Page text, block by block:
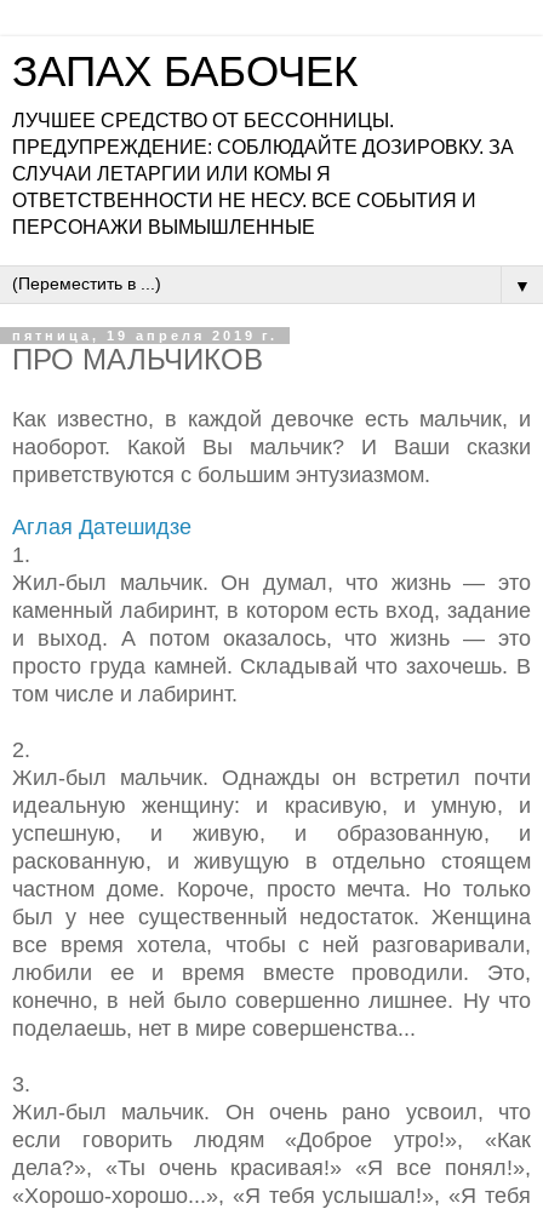
ЗАПАХ БАБОЧЕК
ЛУЧШЕЕ СРЕДСТВО ОТ БЕССОННИЦЫ.
ПРЕДУПРЕЖДЕНИЕ: СОБЛЮДАЙТЕ ДОЗИРОВКУ. ЗА
СЛУЧАИ ЛЕТАРГИИ ИЛИ КОМЫ Я
ОТВЕТСТВЕННОСТИ НЕ НЕСУ. ВСЕ СОБЫТИЯ И
ПЕРСОНАЖИ ВЫМЫШЛЕННЫЕ
▼
пятница, 19 апреля 2019 г.
ПРО МАЛЬЧИКОВ
Как известно, в каждой девочке есть мальчик, и
наоборот. Какой Вы мальчик? И Ваши сказки
приветствуются с большим энтузиазмом.
Аглая Датешидзе
1.
Жил-был мальчик. Он думал, что жизнь — это
каменный лабиринт, в котором есть вход, задание
и выход. А потом оказалось, что жизнь — это
просто груда камней. Складывай что захочешь. В
том числе и лабиринт.
2.
Жил-был мальчик. Однажды он встретил почти
идеальную женщину: и красивую, и умную, и
успешную, и живую, и образованную, и
раскованную, и живущую в отдельно стоящем
частном доме. Короче, просто мечта. Но только
был у нее существенный недостаток. Женщина
все время хотела, чтобы с ней разговаривали,
любили ее и время вместе проводили. Это,
конечно, в ней было совершенно лишнее. Ну что
поделаешь, нет в мире совершенства...
3.
Жил-был мальчик. Он очень рано усвоил, что
если говорить людям «Доброе утро!», «Как
дела?», «Ты очень красивая!» «Я все понял!»,
«Хорошо-хорошо...», «Я тебя услышал!», «Я тебя